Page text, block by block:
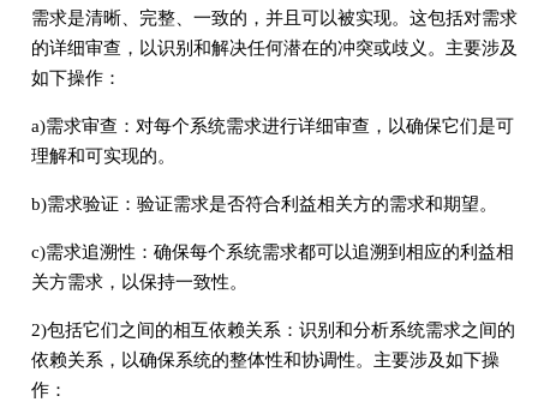
需求是清晰、完整、一致的，并且可以被实现。这包括对需求
的详细审查，以识别和解决任何潜在的冲突或歧义。主要涉及
如下操作：
a)需求审查：对每个系统需求进行详细审查，以确保它们是可
理解和可实现的。
b)需求验证：验证需求是否符合利益相关方的需求和期望。
c)需求追溯性：确保每个系统需求都可以追溯到相应的利益相
关方需求，以保持一致性。
2)包括它们之间的相互依赖关系：识别和分析系统需求之间的
依赖关系，以确保系统的整体性和协调性。主要涉及如下操
作：